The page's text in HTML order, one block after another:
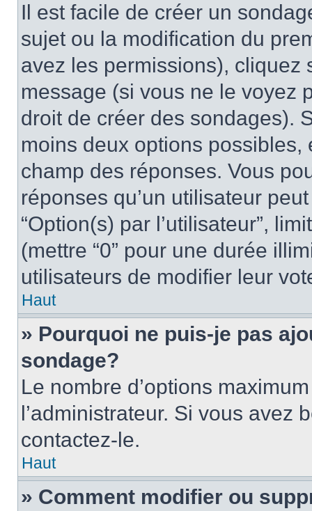
Il est facile de créer un
sujet ou la modification du
avez les permissions), cliquez
message (si vous ne le voyez
droit de créer des sondages).
moins deux options
champ des réponses. Vous
réponses qu’un utilisateur
“Option(s) par l’utilisateur”,
(mettre “0” pour une durée
utilisateurs de modifier leur
Haut
» Pourquoi ne puis-je pas
sondage?
Le nombre d’options
l’administrateur. Si vous avez
contactez-le.
Haut
» Comment modifier ou